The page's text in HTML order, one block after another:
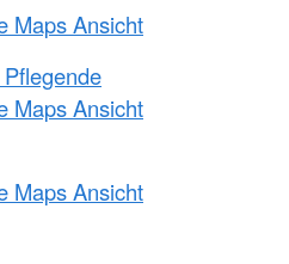
Maps Ansicht
Maps Ansicht
Maps Ansicht